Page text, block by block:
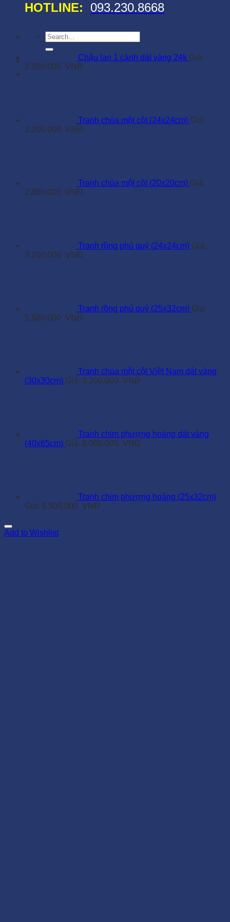
HOTLINE: 093.230.8668
Search
for:
Chậu lan 1 cành dát vàng 24k Giá:
2.200.000 VNĐ
Tranh chùa một cột (24x24cm) Giá:
3.200.000 VNĐ
Tranh chùa một cột (20x20cm) Giá:
2.800.000 VNĐ
Tranh rồng phú quý (24x24cm) Giá:
3.200.000 VNĐ
Tranh rồng phú quý (25x32cm) Giá:
5.500.000 VNĐ
Tranh chùa một cột Việt Nam dát vàng
(30x30cm) Giá: 3.200.000 VNĐ
Tranh chim phượng hoàng dát vàng
(40x65cm) Giá: 8.000.000 VNĐ
Tranh chim phượng hoàng (25x32cm)
Giá: 5.500.000 VNĐ
Add to Wishlist